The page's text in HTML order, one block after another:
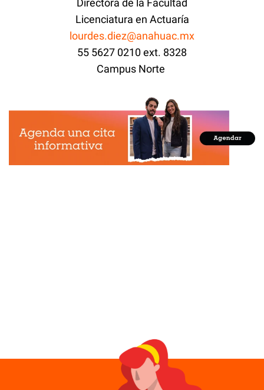
Directora de la Facultad
Licenciatura en Actuaría
lourdes.diez@anahuac.mx
55 5627 0210 ext. 8328
Campus Norte